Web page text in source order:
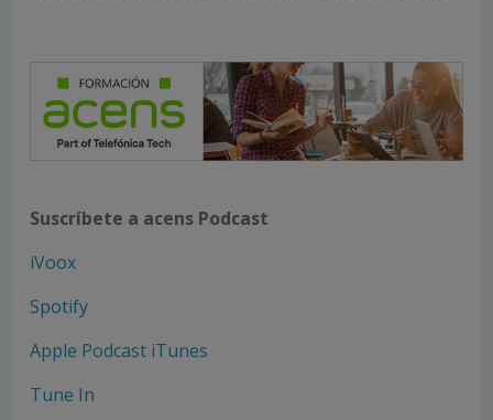
Suscríbete a acens Podcast
iVoox
Spotify
Apple Podcast iTunes
Tune In